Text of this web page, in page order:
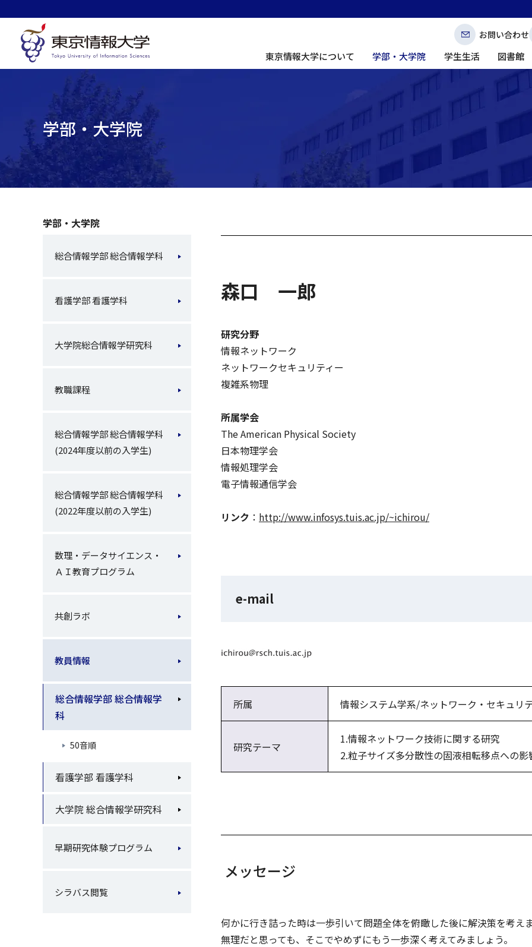
シ
ン
ョ
へ
お問い合わせ
東京情報大学について 学部・大学院 学生生活 図書館
学部・大学院
森口 一郎
研究分野
情報ネットワーク
ネットワークセキュリティー
複雑系物理
所属学会
The American Physical Society
日本物理学会
情報処理学会
電子情報通信学会
リンク ： http://www.infosys.tuis.ac.jp/~ichirou/
e-mail
所属 情報システム学系/ネットワーク・セキュリ
研究テーマ
1.情報ネットワーク技術に関する研究
2.粒子サイズ多分散性の固液相転移点への影
メッセージ
何かに行き詰った時は一歩引いて問題全体を俯瞰した後に解決策を考えま
無理だと思っても、そこでやめずにもう一歩深く考えてみましょう。
学部・大学院
総合情報学部 総合情報学科
看護学部 看護学科
大学院総合情報学研究科
教職課程
総合情報学部 総合情報学科
(2024年度以前の入学生)
総合情報学部 総合情報学科
(2022年度以前の入学生)
数理・データサイエンス・
ＡＩ教育プログラム
共創ラボ
教員情報
総合情報学部 総合情報学
科
50音順
看護学部 看護学科
大学院 総合情報学研究科
早期研究体験プログラム
シラバス閲覧